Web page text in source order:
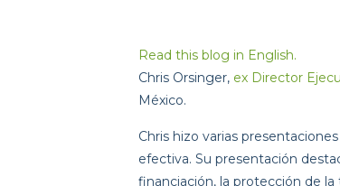
Read this blog in English.
Chris Orsinger, ex Director
México.
Chris hizo varias
efectiva. Su presentación
financiación, la protección de la